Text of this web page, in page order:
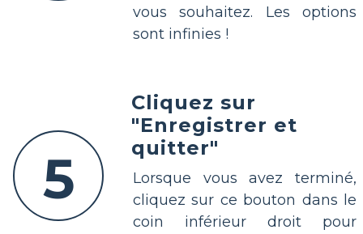
vous souhaitez. Les options
sont infinies !
5
Cliquez sur
"Enregistrer et
quitter"
Lorsque vous avez terminé,
cliquez sur ce bouton dans le
coin inférieur droit pour